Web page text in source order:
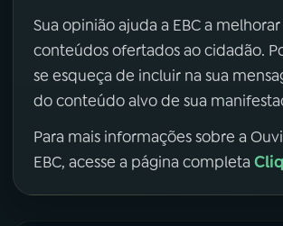
Sua opinião ajuda a EBC a
conteúdos ofertados ao cidadão.
se esqueça de incluir na sua
do conteúdo alvo de sua
Para mais informações sobre a
EBC, acesse a página completa